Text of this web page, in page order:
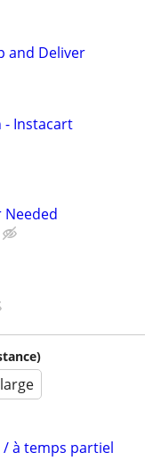
and Deliver
- Instacart
Needed
à temps partiel